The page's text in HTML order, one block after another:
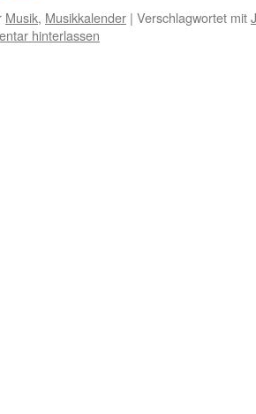
Musik, Musikkalender | Verschlagwortet mit
hinterlassen